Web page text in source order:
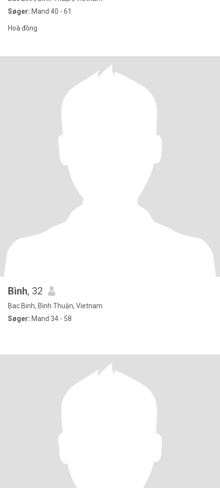
Søger: Mand 40 - 61
Hoà đồng
Bình, 32
Bac Binh, Bình Thuận, Vietnam
Søger: Mand 34 - 58